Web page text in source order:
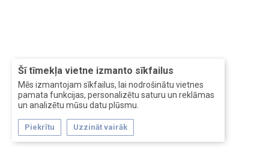
Šī tīmekļa vietne izmanto sīkfailus
Mēs izmantojam sīkfailus, lai nodrošinātu vietnes
pamata funkcijas, personalizētu saturu un reklāmas
un analizētu mūsu datu plūsmu.
Piekrītu Uzzināt vairāk